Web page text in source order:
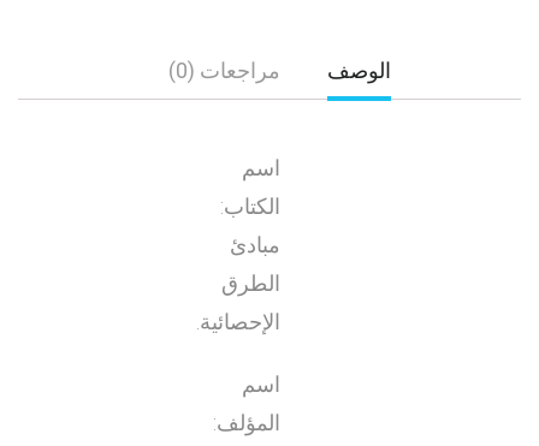
الوصف مراجعات (0)
اسم
الكتاب:
مبادئ
الطرق
الإحصائية.
اسم
المؤلف: